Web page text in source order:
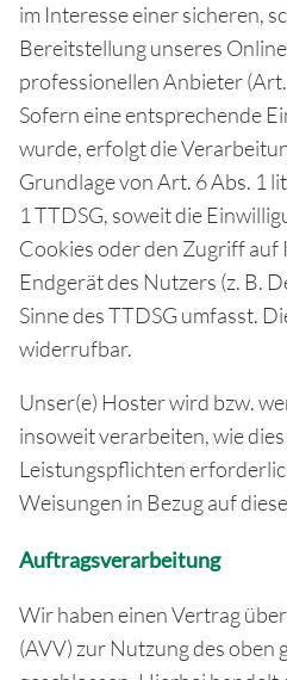
im Interesse einer sicheren,
Bereitstellung unseres
professionellen Anbieter (Art.
Sofern eine entsprechende
wurde, erfolgt die
Grundlage von Art. 6 Abs. 1
1 TTDSG, soweit die
Cookies oder den Zugriff auf
Endgerät des Nutzers (z. B.
Sinne des TTDSG umfasst.
widerrufbar.
Unser(e) Hoster wird bzw.
insoweit verarbeiten, wie
Leistungspflichten
Weisungen in Bezug auf
Auftragsverarbeitung
Wir haben einen Vertrag
(AVV) zur Nutzung des oben